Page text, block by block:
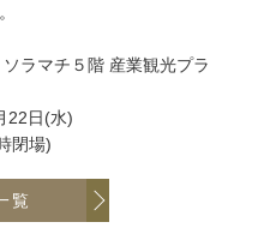
ラマチ５階 産業観光プラ
22日(水)
閉場)
覧